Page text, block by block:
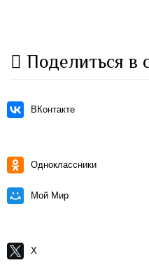
Поделиться в
ВКонтакте
Одноклассники
Мой Мир
X